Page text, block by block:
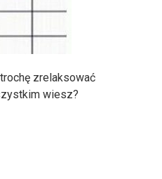
zrelaksować
wiesz?